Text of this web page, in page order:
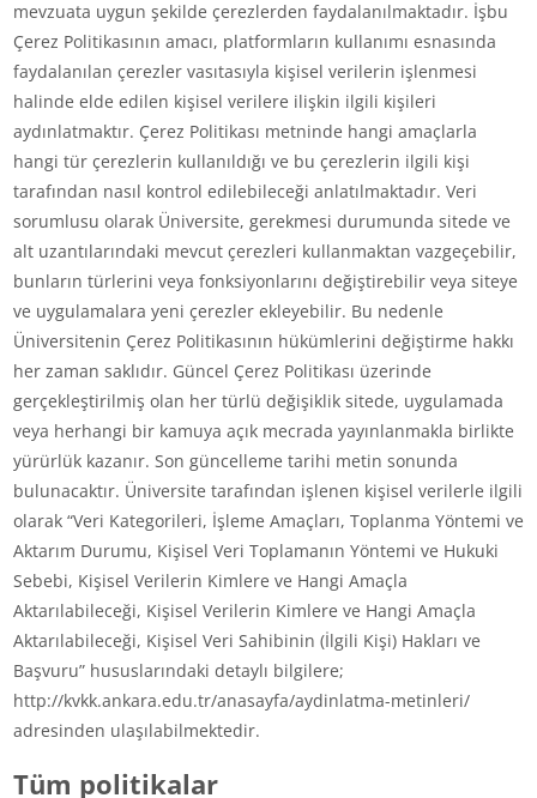
mevzuata uygun şekilde çerezlerden faydalanılmaktadır. İşbu
Çerez Politikasının amacı, platformların kullanımı esnasında
faydalanılan çerezler vasıtasıyla kişisel verilerin işlenmesi
halinde elde edilen kişisel verilere ilişkin ilgili kişileri
aydınlatmaktır. Çerez Politikası metninde hangi amaçlarla
hangi tür çerezlerin kullanıldığı ve bu çerezlerin ilgili kişi
tarafından nasıl kontrol edilebileceği anlatılmaktadır. Veri
sorumlusu olarak Üniversite, gerekmesi durumunda sitede ve
alt uzantılarındaki mevcut çerezleri kullanmaktan vazgeçebilir,
bunların türlerini veya fonksiyonlarını değiştirebilir veya siteye
ve uygulamalara yeni çerezler ekleyebilir. Bu nedenle
Üniversitenin Çerez Politikasının hükümlerini değiştirme hakkı
her zaman saklıdır. Güncel Çerez Politikası üzerinde
gerçekleştirilmiş olan her türlü değişiklik sitede, uygulamada
veya herhangi bir kamuya açık mecrada yayınlanmakla birlikte
yürürlük kazanır. Son güncelleme tarihi metin sonunda
bulunacaktır. Üniversite tarafından işlenen kişisel verilerle ilgili
olarak “Veri Kategorileri, İşleme Amaçları, Toplanma Yöntemi ve
Aktarım Durumu, Kişisel Veri Toplamanın Yöntemi ve Hukuki
Sebebi, Kişisel Verilerin Kimlere ve Hangi Amaçla
Aktarılabileceği, Kişisel Verilerin Kimlere ve Hangi Amaçla
Aktarılabileceği, Kişisel Veri Sahibinin (İlgili Kişi) Hakları ve
Başvuru” hususlarındaki detaylı bilgilere;
http://kvkk.ankara.edu.tr/anasayfa/aydinlatma-metinleri/
adresinden ulaşılabilmektedir.
Tüm politikalar